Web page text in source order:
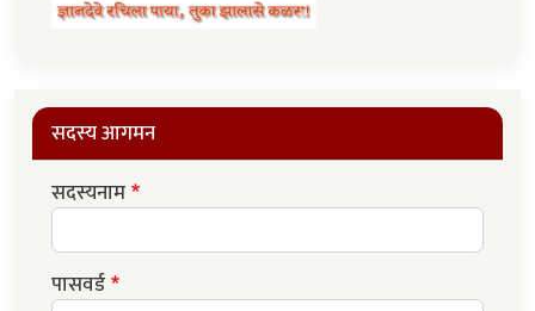
सदस्य आगमन
सदस्यनाम
पासवर्ड